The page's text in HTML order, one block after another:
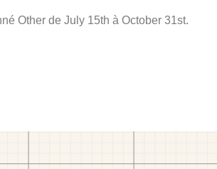
Other de July 15th à October 31st.